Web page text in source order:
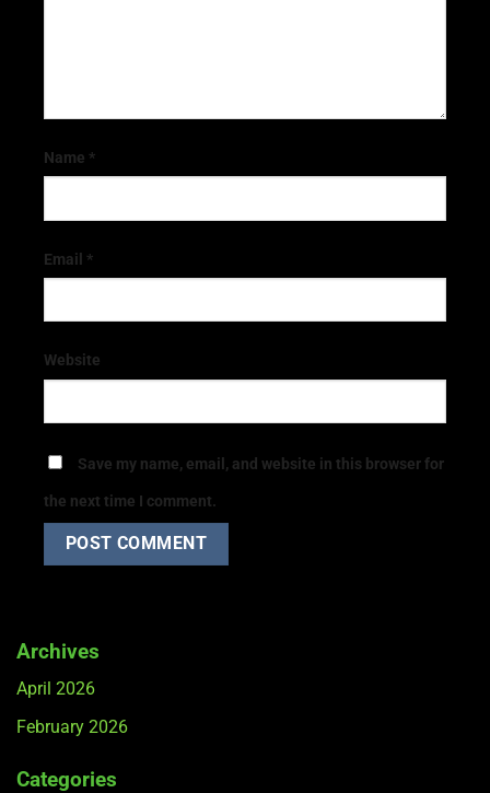
Name *
Email *
Website
Save my name, email, and website in this browser for
the next time I comment.
Archives
April 2026
February 2026
Categories